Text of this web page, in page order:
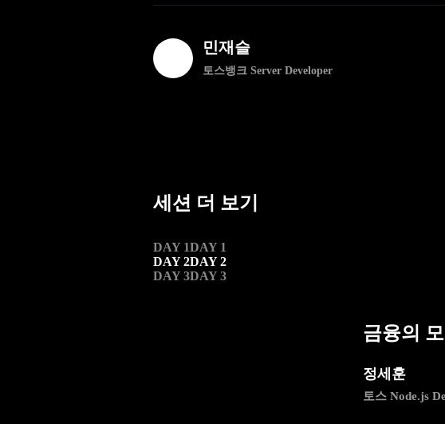
민재슬
토스뱅크 Server Developer
세션 더 보기
DAY 1DAY 1
DAY 2DAY 2
DAY 3DAY 3
금융의
정세훈
토스 Node.js